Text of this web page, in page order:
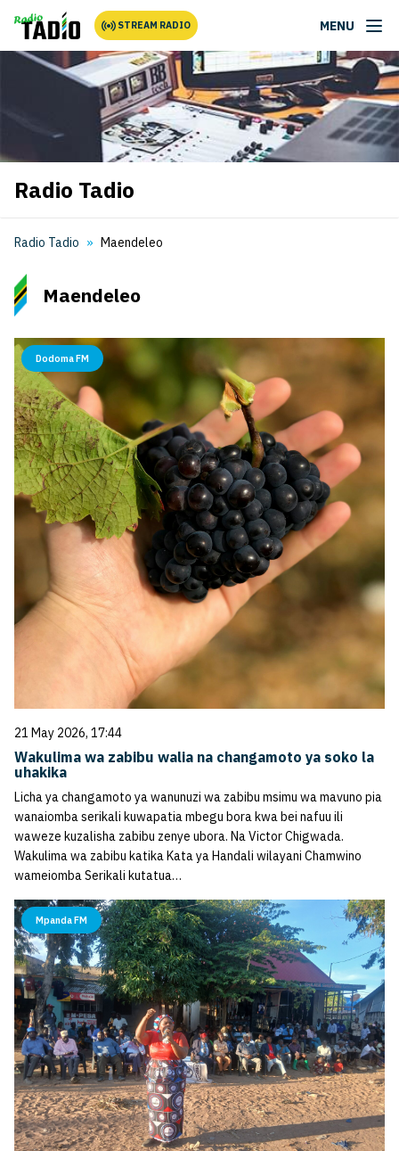
STREAM RADIO MENU
Radio Tadio
Radio Tadio Maendeleo
Maendeleo
Dodoma FM
21 May 2026, 17:44
Wakulima wa zabibu walia na changamoto ya soko la
uhakika
Licha ya changamoto ya wanunuzi wa zabibu msimu wa mavuno pia
wanaiomba serikali kuwapatia mbegu bora kwa bei nafuu ili
waweze kuzalisha zabibu zenye ubora. Na Victor Chigwada.
Wakulima wa zabibu katika Kata ya Handali wilayani Chamwino
wameiomba Serikali kutatua…
Mpanda FM